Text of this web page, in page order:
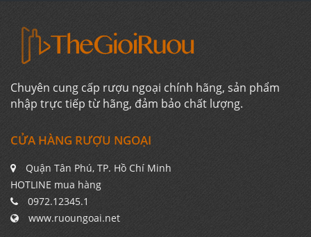
Chuyên cung cấp rượu ngoại chính hãng, sản phẩm
nhập trực tiếp từ hãng, đảm bảo chất lượng.
CỬA HÀNG RƯỢU NGOẠI
Quận Tân Phú, TP. Hồ Chí Minh
HOTLINE mua hàng
0972.12345.1
www.ruoungoai.net